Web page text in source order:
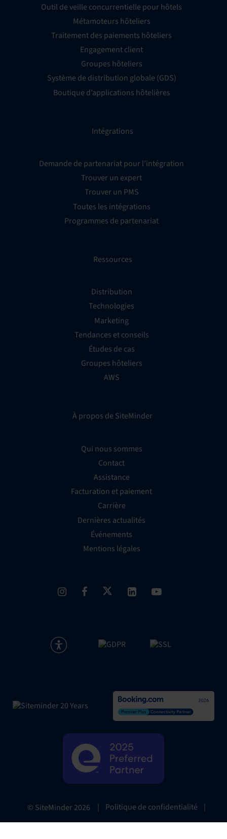
Outil de veille concurrentielle pour hôtels
Métamoteurs hôteliers
Traitement des paiements hôteliers
Engagement client
Groupes hôteliers
Système de distribution globale (GDS)
Boutique d’applications hôtelières
Intégrations
Demande de partenariat pour l’intégration
Trouver un expert
Trouver un PMS
Toutes les intégrations
Programmes de partenariat
Ressources
Distribution
Technologies
Marketing
Tendances et conseils
Études de cas
Groupes hôteliers
AWS
À propos de SiteMinder
Qui nous sommes
Contact
Assistance
Facturation et paiement
Carrière
Dernières actualités
Événements
Mentions légales
© SiteMinder2026 | Politique de confidentialité |